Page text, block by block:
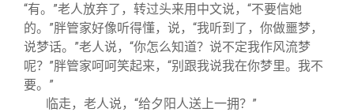
“有。”老人放弃了，转过头来用中文说，“不要信她
的。”胖管家好像听得懂，说，“我听到了，你做噩梦，
说梦话。”老人说，“你怎么知道？说不定我作风流梦
呢？”胖管家呵呵笑起来，“别跟我说我在你梦里。我不
要。”
临走，老人说，“给夕阳人送上一拥？”